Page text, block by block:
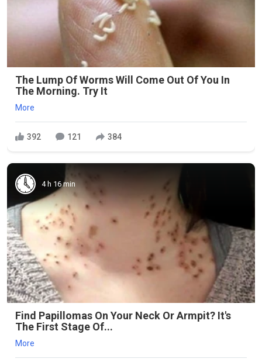
The Lump Of Worms Will Come Out Of You In
The Morning. Try It
More
392 121 384
4 h 16 min
Find Papillomas On Your Neck Or Armpit? It's
The First Stage Of...
More